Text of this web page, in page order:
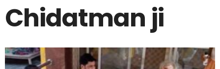
Chidatman ji